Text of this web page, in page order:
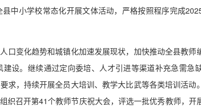
中小学校常态化开展文体活动，严格按照程序完成
口变化趋势和城镇化加速发展现状，加快推动全县教
设。继续通过定向委培、人才引进等渠道补充急需急
求，持续开展全员大培训、教学大比武等各类培训活动
织召开第41个教师节庆祝大会，评选一批优秀教师，开